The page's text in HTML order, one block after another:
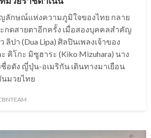
ญลักษณ์แห่งความภูมิใจของไทย กลาย
กดสายตาอีกครั้ง เมื่อสองบุคคลสำคัญ
ลิปา (Dua Lipa) ศิลปินเพลงเจ้าของ
คิโกะ มิซูฮาระ (Kiko Mizuhara) นาง
อดัง ญี่ปุ่น-อเมริกัน เดินทางมาเยือน
มวยไทย